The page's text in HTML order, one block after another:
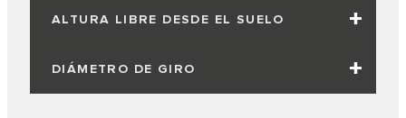
ALTURA LIBRE DESDE EL SUELO
DIÁMETRO DE GIRO